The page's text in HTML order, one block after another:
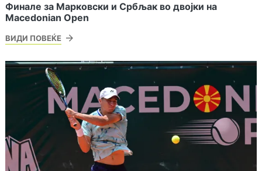
Финале за Марковски и Србљак во двојки на
Macedonian Open
ВИДИ ПОВЕЌЕ